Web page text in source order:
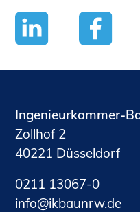
Ingenieurkammer-
Zollhof 2
40221 Düsseldorf
0211 13067-0
nf
kb nrwd